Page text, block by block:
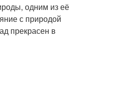
одним из её
с природой
прекрасен в